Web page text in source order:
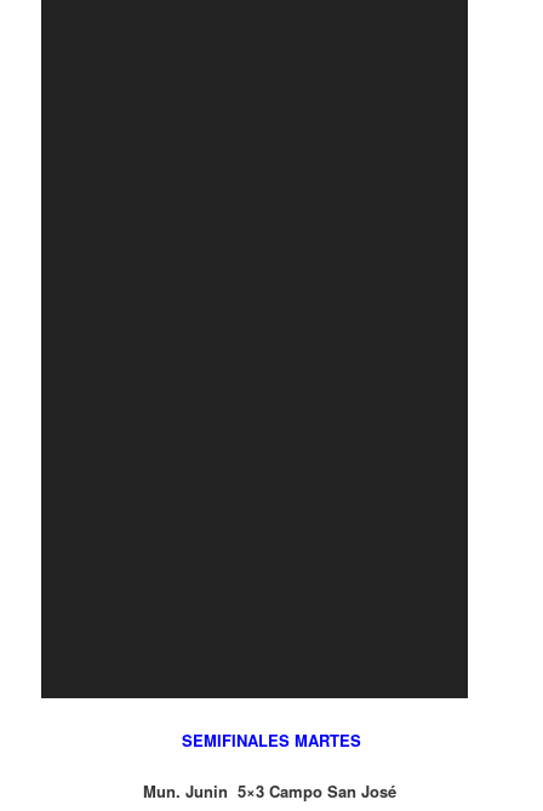
SEMIFINALES MARTES
Mun. Junin 5×3 Campo San José